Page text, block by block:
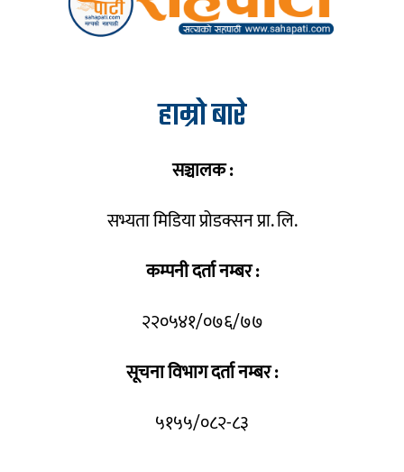
हाम्रो बारे
सञ्चालक :
सभ्यता मिडिया प्रोडक्सन प्रा. लि.
कम्पनी दर्ता नम्बर :
२२०५४१/०७६/७७
सूचना विभाग दर्ता नम्बर :
५१५५/०८२-८३